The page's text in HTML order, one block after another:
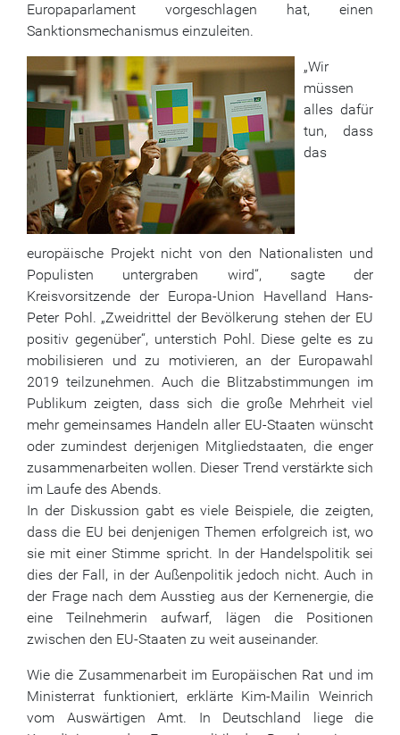
Europaparlament vorgeschlagen hat, einen
Sanktionsmechanismus einzuleiten.
„Wir
müssen
alles dafür
tun, dass
das
europäische Projekt nicht von den Nationalisten und
Populisten untergraben wird“, sagte der
Kreisvorsitzende der Europa-Union Havelland Hans-
Peter Pohl. „Zweidrittel der Bevölkerung stehen der EU
positiv gegenüber“, unterstich Pohl. Diese gelte es zu
mobilisieren und zu motivieren, an der Europawahl
2019 teilzunehmen. Auch die Blitzabstimmungen im
Publikum zeigten, dass sich die große Mehrheit viel
mehr gemeinsames Handeln aller EU-Staaten wünscht
oder zumindest derjenigen Mitgliedstaaten, die enger
zusammenarbeiten wollen. Dieser Trend verstärkte sich
im Laufe des Abends.
In der Diskussion gabt es viele Beispiele, die zeigten,
dass die EU bei denjenigen Themen erfolgreich ist, wo
sie mit einer Stimme spricht. In der Handelspolitik sei
dies der Fall, in der Außenpolitik jedoch nicht. Auch in
der Frage nach dem Ausstieg aus der Kernenergie, die
eine Teilnehmerin aufwarf, lägen die Positionen
zwischen den EU-Staaten zu weit auseinander.
Wie die Zusammenarbeit im Europäischen Rat und im
Ministerrat funktioniert, erklärte Kim-Mailin Weinrich
vom Auswärtigen Amt. In Deutschland liege die